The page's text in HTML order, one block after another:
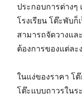
ประกอบการต่างๆ
โรงเรียน โต๊ะพับ
สามารถจัดวางแล
ต้องการของแต่ละ
ในแง่ของราคา โ
โต๊ะแบบถาวรใน